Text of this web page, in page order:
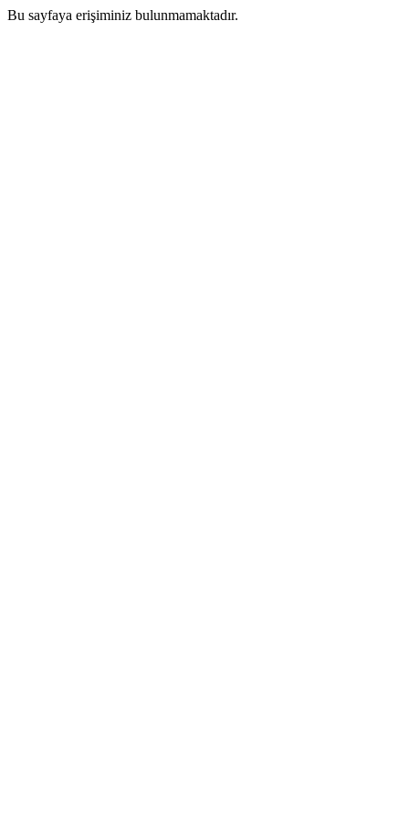
Bu sayfaya erişiminiz bulunmamaktadır.